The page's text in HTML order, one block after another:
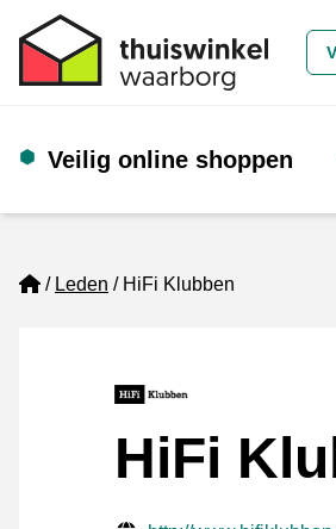
Veilig online shoppen
Home
Leden HiFi Klubben
HiFi